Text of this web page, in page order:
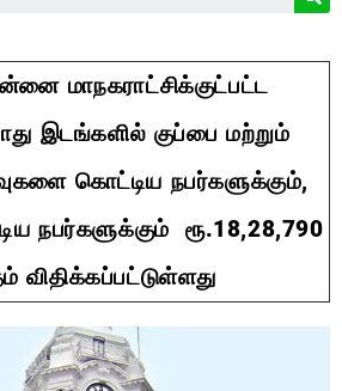
மாநகராட்சிக்குட்பட்ட
இடங்களில் குப்பை மற்றும்
கொட்டிய நபர்களுக்கும்,
நபர்களுக்கும் ரூ.18,28,790
விதிக்கப்பட்டுள்ளது